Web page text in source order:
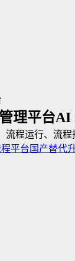
理平台AI
流程运行、流
平台国产替代